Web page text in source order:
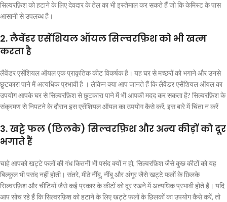
सिल्वरफ़िश को हटाने के लिए देवदार के तेल का भी इस्तेमाल कर सकते हैं जो कि केमिस्ट के पास
आसानी से उपलब्ध है।
2. लैवेंडर एसेंशियल ऑयल सिल्वरफ़िश को भी खत्म
करता है
लैवेंडर एसेंशियल ऑयल एक प्राकृतिक कीट विकर्षक है। यह घर से मच्छरों को भगाने और उनसे
छुटकारा पाने में अत्यधिक प्रभावी है । लेकिन क्या आप जानते हैं कि लैवेंडर एसेंशियल ऑयल का
उपयोग आपके घर से सिल्वरफ़िश से छुटकारा पाने में भी आपकी मदद कर सकता है? सिल्वरफ़िश के
संक्रमण से निपटने के दौरान इस एसेंशियल ऑयल का उपयोग कैसे करें, इस बारे में चिंता न करें
3. खट्टे फल (छिलके) सिल्वरफ़िश और अन्य कीड़ों को दूर
भगाते हैं
चाहे आपको खट्टे फलों की गंध कितनी भी पसंद क्यों न हो, सिल्वरफ़िश जैसे कुछ कीटों को यह
बिल्कुल भी पसंद नहीं होती। संतरे, मीठे नींबू, नींबू और अंगूर जैसे खट्टे फलों के छिलके
सिल्वरफ़िश और चींटियों जैसे कई प्रकार के कीटों को दूर रखने में अत्यधिक प्रभावी होते हैं। यदि
आप सोच रहे हैं कि सिल्वरफ़िश को हटाने के लिए खट्टे फलों के छिलकों का उपयोग कैसे करें, तो